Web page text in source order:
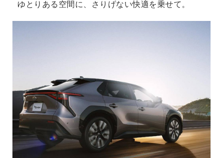
ゆとりある空間に、さりげない快適を乗せて。